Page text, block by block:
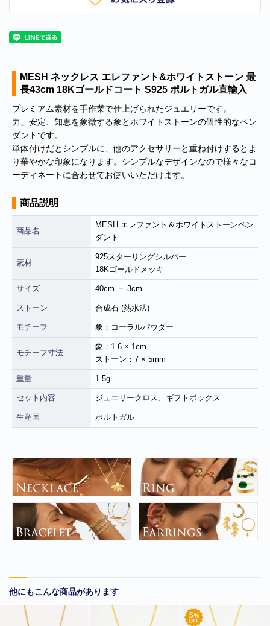
MESH ネックレス エレファント&ホワイトストーン 最
長43cm 18Kゴールドコート S925 ポルトガル直輸入
プレミアム素材を手作業で仕上げられたジュエリーです。
力、安定、知恵を象徴する象とホワイトストーンの個性的なペン
ダントです。
単体付けだとシンプルに、他のアクセサリーと重ね付けするとよ
り華やかな印象になります。シンプルなデザインなので様々なコ
ーディネートに合わせてお使いいただけます。
商品説明
商品名
MESH エレファント＆ホワイトストーンペン
ダント
素材
925スターリングシルバー
18Kゴールドメッキ
サイズ 40cm ＋ 3cm
ストーン 合成石 (熱水法)
モチーフ 象：コーラルパウダー
モチーフ寸法
象：1.6 × 1cm
ストーン：7 × 5mm
重量 1.5g
セット内容 ジュエリークロス、ギフトボックス
生産国 ポルトガル
他にもこんな商品があります
**年末年始休業日のお知らせ**誠に勝手ではございますが、2024
年12月31日～2025年1月5日まで休業させていただきます。年内出
荷は12月30日 13:00ご注文分まで、年始は1月6日より開始いたしま
す。休業期間中にいただきましたご注文やお問い合わせ等に関しま
■**当店を騙る不審なメールにご注意ください**
であるかのように装い、「Marco-Line」からの荷物が配送される旨
の偽のEメールが届くというお問い合わせが多数寄せられていま